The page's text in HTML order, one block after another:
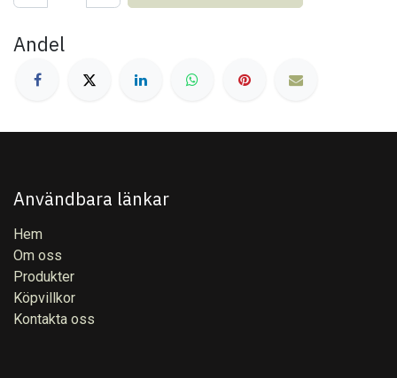
Andel
Användbara länkar
Hem
Om oss
Produkter
Köpvillkor
Kontakta oss